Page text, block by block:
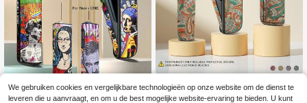
1 stuk decoratieve schokbestendig
e beschermhoes voor IQOS ILUMA
22 over
We gebruiken cookies en vergelijkbare technologieën op onze website om de dienst te
leveren die u aanvraagt, en om u de best mogelijke website-ervaring te bieden. U kunt